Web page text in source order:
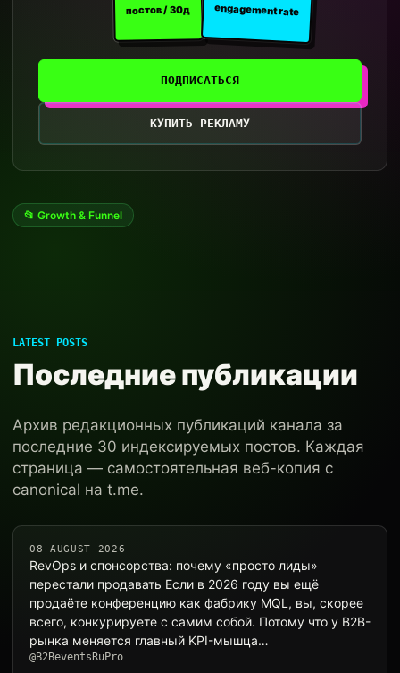
постов / 30д engagement rate
ПОДПИСАТЬСЯ
КУПИТЬ РЕКЛАМУ
📂 Growth & Funnel
LATEST POSTS
Последние публикации
Архив редакционных публикаций канала за
последние 30 индексируемых постов. Каждая
страница — самостоятельная веб-копия с
canonical на t.me.
08 AUGUST 2026
RevOps и спонсорства: почему «просто лиды»
перестали продавать Если в 2026 году вы ещё
продаёте конференцию как фабрику MQL, вы, скорее
всего, конкурируете с самим собой. Потому что у B2B-
рынка меняется главный KPI-мышца…
@B2BeventsRuPro